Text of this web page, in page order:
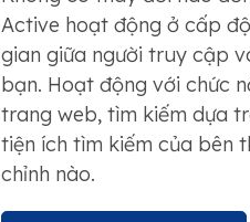
Active hoạt động ở cấp
gian giữa người truy cập
bạn. Hoạt động với chức
trang web, tìm kiếm dựa
tiện ích tìm kiếm của bên
chỉnh nào.